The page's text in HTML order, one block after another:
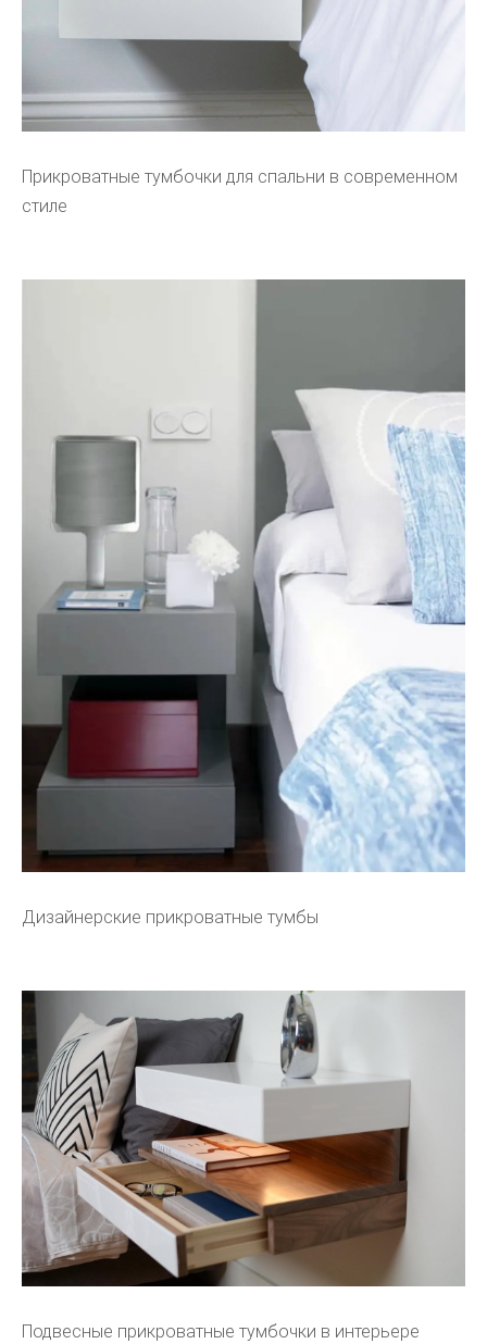
Прикроватные тумбочки для спальни в современном
стиле
Дизайнерские прикроватные тумбы
Подвесные прикроватные тумбочки в интерьере